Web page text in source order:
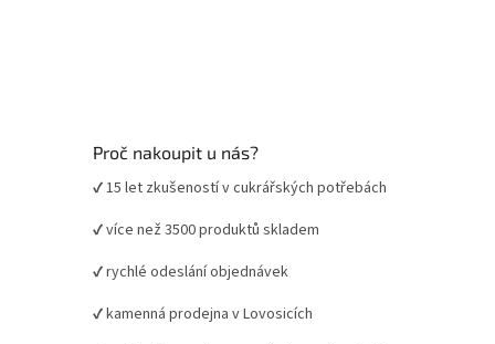
Proč nakoupit u nás?
✔ 15 let zkušeností v cukrářských potřebách
✔ více než 3500 produktů skladem
✔ rychlé odeslání objednávek
✔ kamenná prodejna v Lovosicích